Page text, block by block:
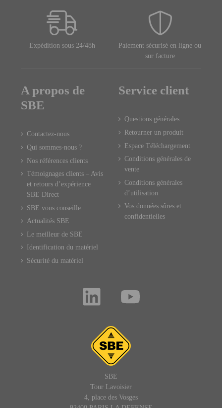
Expédition sous 24/48h
Paiement sécurisé en ligne ou
sur facture
A propos de
SBE
Contactez-nous
Qui sommes-nous ?
Nos références clients
Témoignages clients – Avis
et retours d’expérience
SBE Direct
SBE vous conseille
Actualités SBE
Le meilleur de SBE
Identification du matériel
Sécurité du matériel
Service client
Questions générales
Retourner un produit
Espace Téléchargement
Conditions générales de
vente
Conditions générales
d’utilisation
Vos données sûres et
confidentielles
SBE
Tour Lavoisier
4, place des Vosges